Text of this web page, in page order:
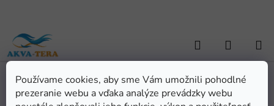
Používame cookies, aby sme Vám umožnili pohodlné
prezeranie webu a vďaka analýze prevádzky webu
obsah
Hľadať
KOŠÍK
Domov / AKVARISTIKA / Akvarijná technika / AQUA NOVA rotor pre
NCF-1000/1200/1500